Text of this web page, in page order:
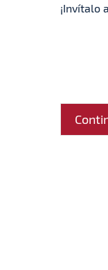
¡Invítalo